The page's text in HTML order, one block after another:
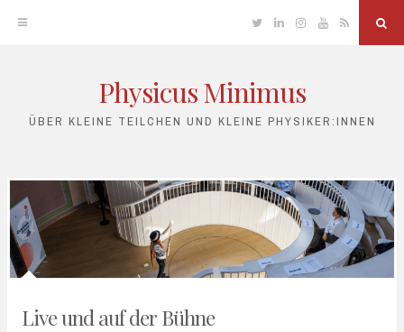
TwitterLinkedinInstagram
YouTube
RSS
Physicus Minimus
ÜBER KLEINE TEILCHEN UND KLEINE PHYSIKER:INNEN
Live und auf der Bühne